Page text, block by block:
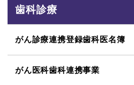
歯科診療
がん診療連携登録歯科医名簿
がん医科歯科連携事業